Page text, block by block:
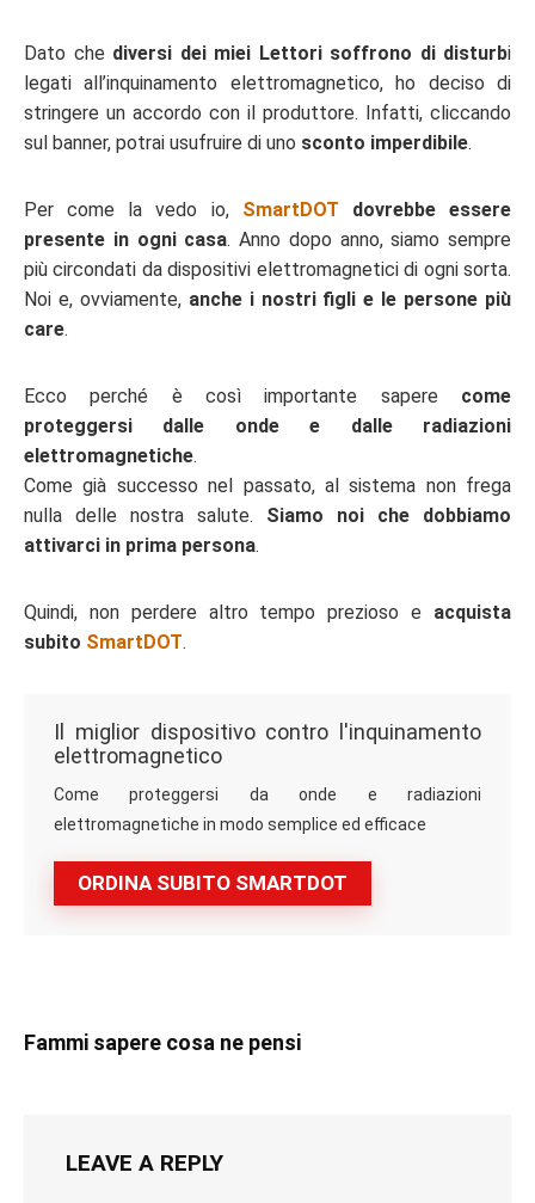
Dato che diversi dei miei Lettori soffrono di disturbi
legati all’inquinamento elettromagnetico, ho deciso di
stringere un accordo con il produttore. Infatti, cliccando
sul banner, potrai usufruire di uno sconto imperdibile.
Per come la vedo io, SmartDOT dovrebbe essere
presente in ogni casa. Anno dopo anno, siamo sempre
più circondati da dispositivi elettromagnetici di ogni sorta.
Noi e, ovviamente, anche i nostri figli e le persone più
care.
Ecco perché è così importante sapere come
proteggersi dalle onde e dalle radiazioni
elettromagnetiche.
Come già successo nel passato, al sistema non frega
nulla delle nostra salute. Siamo noi che dobbiamo
attivarci in prima persona.
Quindi, non perdere altro tempo prezioso e acquista
subito SmartDOT.
ORDINA SUBITO SMARTDOT
Il miglior dispositivo contro l'inquinamento
elettromagnetico
Come proteggersi da onde e radiazioni
elettromagnetiche in modo semplice ed efficace
Fammi sapere cosa ne pensi
LEAVE A REPLY